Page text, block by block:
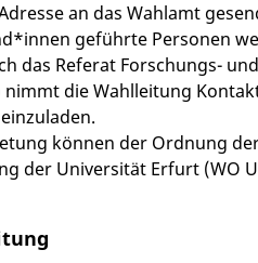
an das Wahlamt
geführte Personen
das Referat Forschungs-
die Wahlleitung
können der Ordnung
der Universität Erfurt (WO